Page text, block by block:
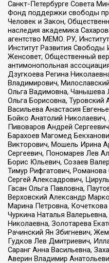
Санкт-Петербурге Совета
Фонд поддержки свободы
Человек и Закон,
наследия академика
агентство МЕМО. РУ,
Институт Развития
Женсовет, Общественный
антимонопольная
Дзугкоева Регина
Владимирович,
Ольга Вадимовна, Чанышева
Ольга Борисовна, Туровский
Васильева Анастасия
Бойко Анатолий Николаевич,
Пивоваров Андрей
Барахоев Магомед
Викторович, Мошель Ирина
Сергеевич, Пономарев Лев
Борис Юльевич, Созаев
Тимур Рифгатович,
Сергей Алексадрович,
Гасан Ольга Павловна,
Верховский Александр
Марина Петровна,
Чуркина Наталья
Николаевна, Золотарева
Рачинский Ян Збигневич,
Гудков Лев Дмитриевич,
Саранг Анна Васильевна,
Аверин Владимир